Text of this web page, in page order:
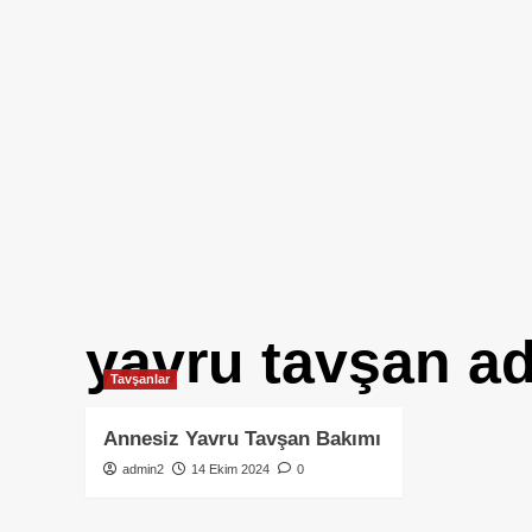
yavru tavşan
Tavşanlar
Annesiz Yavru Tavşan Bakımı
admin2 14 Ekim 2024 0